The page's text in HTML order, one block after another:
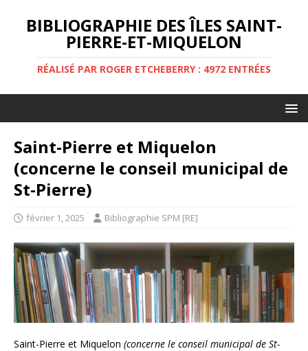
BIBLIOGRAPHIE DES ÎLES SAINT-
PIERRE-ET-MIQUELON
RÉALISÉ PAR ROGER ETCHEBERRY : 4972 ENTRÉES
Saint-Pierre et Miquelon
(concerne le conseil municipal de
St-Pierre)
février 1, 2025 Bibliographie SPM [RE]
Saint-Pierre et Miquelon (concerne le conseil municipal de St-